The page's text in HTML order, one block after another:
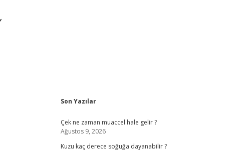
Sidebar
Son Yazılar
Çek ne zaman muaccel hale gelir ?
Ağustos 9, 2026
Kuzu kaç derece soğuğa dayanabilir ?